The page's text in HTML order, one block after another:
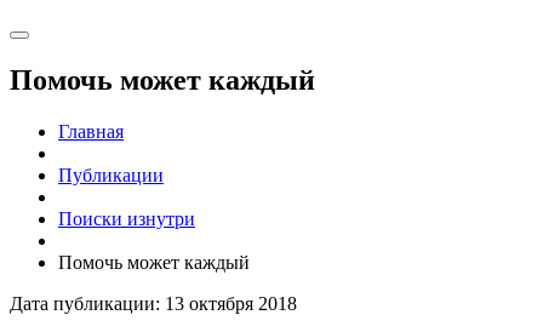
Помочь может каждый
Главная
Публикации
Поиски изнутри
Помочь может каждый
Дата публикации: 13 октября 2018